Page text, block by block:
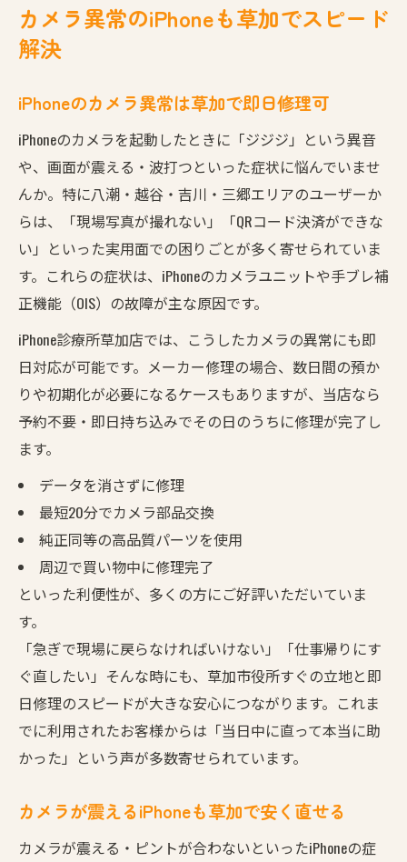
カメラ異常のiPhoneも草加でスピード
解決
iPhoneのカメラ異常は草加で即日修理可
iPhoneのカメラを起動したときに「ジジジ」という異音
や、画面が震える・波打つといった症状に悩んでいませ
んか。特に八潮・越谷・吉川・三郷エリアのユーザーか
らは、「現場写真が撮れない」「QRコード決済ができな
い」といった実用面での困りごとが多く寄せられていま
す。これらの症状は、iPhoneのカメラユニットや手ブレ補
正機能（OIS）の故障が主な原因です。
iPhone診療所草加店では、こうしたカメラの異常にも即
日対応が可能です。メーカー修理の場合、数日間の預か
りや初期化が必要になるケースもありますが、当店なら
予約不要・即日持ち込みでその日のうちに修理が完了し
ます。
データを消さずに修理
最短20分でカメラ部品交換
純正同等の高品質パーツを使用
周辺で買い物中に修理完了
といった利便性が、多くの方にご好評いただいていま
す。
「急ぎで現場に戻らなければいけない」「仕事帰りにす
ぐ直したい」そんな時にも、草加市役所すぐの立地と即
日修理のスピードが大きな安心につながります。これま
でに利用されたお客様からは「当日中に直って本当に助
かった」という声が多数寄せられています。
カメラが震えるiPhoneも草加で安く直せる
カメラが震える・ピントが合わないといったiPhoneの症